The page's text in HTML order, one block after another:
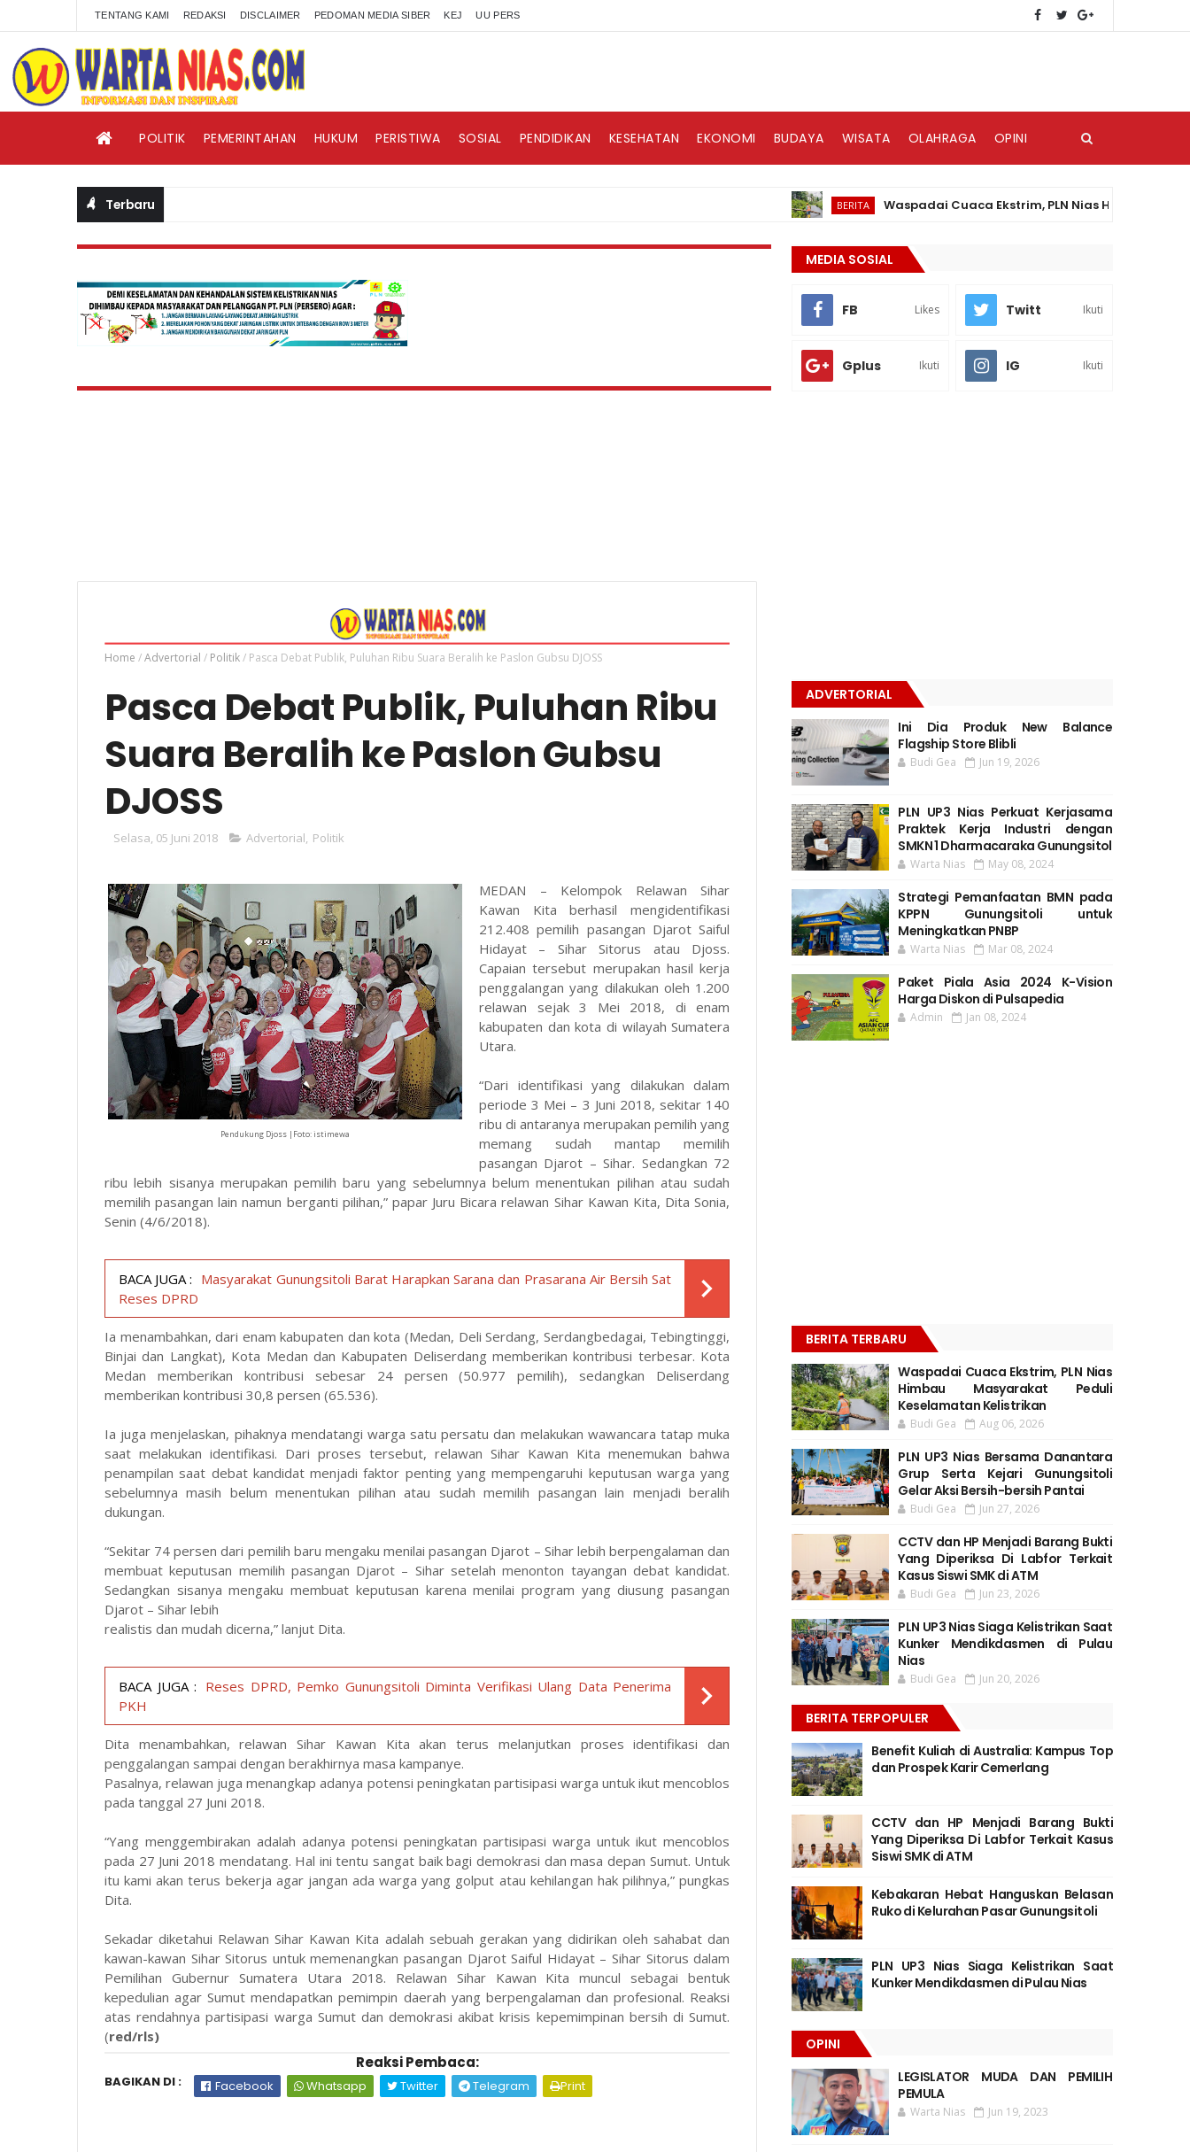
TENTANG KAMI REDAKSI DISCLAIMER PEDOMAN MEDIA SIBER KEJ UU PERS
POLITIK PEMERINTAHAN HUKUM PERISTIWA SOSIAL PENDIDIKAN KESEHATAN EKONOMI BUDAYA WISATA OLAHRAGA OPINI
Terbaru BERITA Waspadai Cuaca Ekstrim, PLN Nias Himbau
Home /Advertorial / Politik/ Pasca Debat Publik, Puluhan Ribu Suara Beralih ke Paslon Gubsu DJOSS
Pasca Debat Publik, Puluhan Ribu
Suara Beralih ke Paslon Gubsu
DJOSS
Selasa, 05 Juni 2018 Advertorial Politik
Pendukung Djoss |Foto: istimewa
MEDAN – Kelompok Relawan Sihar
Kawan Kita berhasil mengidentifikasi
212.408 pemilih pasangan Djarot Saiful
Hidayat – Sihar Sitorus atau Djoss.
Capaian tersebut merupakan hasil kerja
penggalangan yang dilakukan oleh 1.200
relawan sejak 3 Mei 2018, di enam
kabupaten dan kota di wilayah Sumatera
Utara.
“Dari identifikasi yang dilakukan dalam
periode 3 Mei – 3 Juni 2018, sekitar 140
ribu di antaranya merupakan pemilih yang
memang sudah mantap memilih
pasangan Djarot – Sihar. Sedangkan 72
ribu lebih sisanya merupakan pemilih baru yang sebelumnya belum menentukan pilihan atau sudah
memilih pasangan lain namun berganti pilihan,” papar Juru Bicara relawan Sihar Kawan Kita, Dita Sonia,
Senin (4/6/2018).
BACA JUGA : Masyarakat Gunungsitoli Barat Harapkan Sarana dan Prasarana Air Bersih Sat
Reses DPRD
Ia menambahkan, dari enam kabupaten dan kota (Medan, Deli Serdang, Serdangbedagai, Tebingtinggi,
Binjai dan Langkat), Kota Medan dan Kabupaten Deliserdang memberikan kontribusi terbesar. Kota
Medan memberikan kontribusi sebesar 24 persen(50.977 pemilih), sedangkan Deliserdang
memberikan kontribusi 30,8 persen (65.536).
Ia juga menjelaskan, pihaknya mendatangi warga satu persatu dan melakukan wawancara tatap muka
saat melakukan identifikasi. Dari proses tersebut, relawan Sihar Kawan Kita menemukan bahwa
penampilan saat debat kandidat menjadi faktor penting yang mempengaruhi keputusan warga yang
sebelumnya masih belum menentukan pilihan atau sudah memilih pasangan lain menjadi beralih
dukungan.
“Sekitar 74 persen dari pemilih baru mengaku menilai pasangan Djarot – Sihar lebih berpengalaman dan
membuat keputusan memilih pasangan Djarot – Sihar setelah menonton tayangan debat kandidat.
Sedangkan sisanya mengaku membuat keputusan karena menilai program yang diusung pasangan
Djarot – Sihar lebih
realistis dan mudah dicerna,” lanjut Dita.
BACA JUGA : Reses DPRD, Pemko Gunungsitoli Diminta Verifikasi Ulang Data Penerima
PKH
Dita menambahkan, relawan Sihar Kawan Kita akan terus melanjutkan proses identifikasi dan
penggalangan sampai dengan berakhirnya masa kampanye.
Pasalnya, relawan juga menangkap adanya potensi peningkatan partisipasi warga untuk ikut mencoblos
pada tanggal 27 Juni 2018.
“Yang menggembirakan adalah adanya potensi peningkatan partisipasi warga untuk ikut mencoblos
pada 27 Juni 2018 mendatang. Hal ini tentu sangat baik bagi demokrasi dan masa depan Sumut. Untuk
itu kami akan terus bekerja agar jangan ada warga yang golput atau kehilangan hak pilihnya,” pungkas
Dita.
Sekadar diketahui Relawan Sihar Kawan Kita adalah sebuah gerakan yang didirikan oleh sahabat dan
kawan-kawan Sihar Sitorus untuk memenangkan pasangan Djarot Saiful Hidayat – Sihar Sitorus dalam
Pemilihan Gubernur Sumatera Utara 2018. Relawan Sihar Kawan Kita muncul sebagai bentuk
kepedulian agar Sumut mendapatkan pemimpin daerah yang berpengalaman dan profesional. Reaksi
atas rendahnya partisipasi warga Sumut dan demokrasi akibat krisis kepemimpinan bersih di Sumut.
(red/rls)
Reaksi Pembaca:
BAGIKAN DI : Facebook Whatsapp Twitter Telegram Print
MEDIA SOSIAL
FB Likes Twitt Ikuti
Gplus Ikuti IG Ikuti
ADVERTORIAL
Ini Dia Produk New Balance
Flagship Store Blibli
Budi Gea Jun 19, 2026
PLN UP3 Nias Perkuat Kerjasama
Praktek Kerja Industri dengan
SMKN 1 Dharmacaraka Gunungsitol
Warta Nias May 08, 2024
Strategi Pemanfaatan BMN pada
KPPN Gunungsitoli untuk
Meningkatkan PNBP
Warta Nias Mar 08, 2024
Paket Piala Asia 2024 K-Vision
Harga Diskon di Pulsapedia
Admin Jan 08, 2024
BERITA TERBARU
Waspadai Cuaca Ekstrim, PLN Nias
Himbau Masyarakat Peduli
Keselamatan Kelistrikan
Budi Gea Aug 06, 2026
PLN UP3 Nias Bersama Danantara
Grup Serta Kejari Gunungsitoli
Gelar Aksi Bersih-bersih Pantai
Budi Gea Jun 27, 2026
CCTV dan HP Menjadi Barang Bukti
Yang Diperiksa Di Labfor Terkait
Kasus Siswi SMK di ATM
Budi Gea Jun 23, 2026
PLN UP3 Nias Siaga Kelistrikan Saat
Kunker Mendikdasmen di Pulau
Nias
Budi Gea Jun 20, 2026
BERITA TERPOPULER
Benefit Kuliah di Australia: Kampus Top
dan Prospek Karir Cemerlang
CCTV dan HP Menjadi Barang Bukti
Yang Diperiksa Di Labfor Terkait Kasus
Siswi SMK di ATM
Kebakaran Hebat Hanguskan Belasan
Ruko di Kelurahan Pasar Gunungsitoli
PLN UP3 Nias Siaga Kelistrikan Saat
Kunker Mendikdasmen di Pulau Nias
OPINI
LEGISLATOR MUDA DAN PEMILIH
PEMULA
Warta Nias Jun 19, 2023